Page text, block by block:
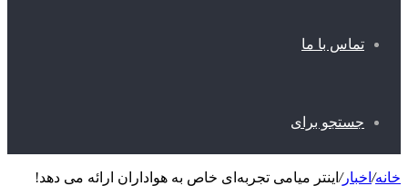
تماس با ما
جستجو برای
خانه/ اخبار/ اینتر میامی تجربه‌ای خاص به هواداران ارائه می دهد!